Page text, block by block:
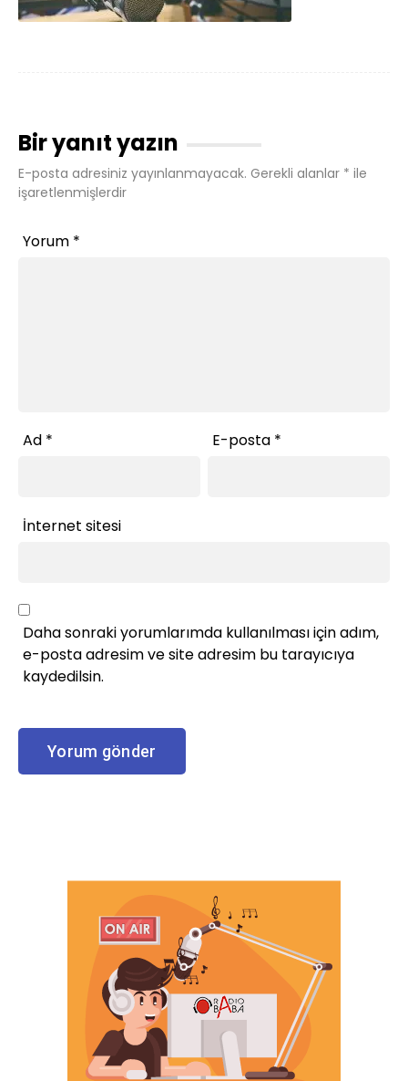
Bir yanıt yazın
E-posta adresiniz yayınlanmayacak. Gerekli alanlar * ile
işaretlenmişlerdir
Yorum *
Ad * E-posta *
İnternet sitesi
Daha sonraki yorumlarımda kullanılması için adım,
e-posta adresim ve site adresim bu tarayıcıya
kaydedilsin.